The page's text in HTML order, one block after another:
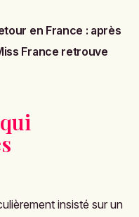
en France : après
France retrouve
insisté sur un